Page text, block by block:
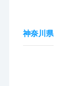
神奈川県